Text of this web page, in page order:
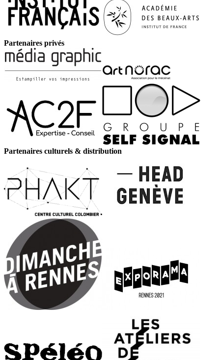
Partenaires privés
Partenaires culturels & distribution